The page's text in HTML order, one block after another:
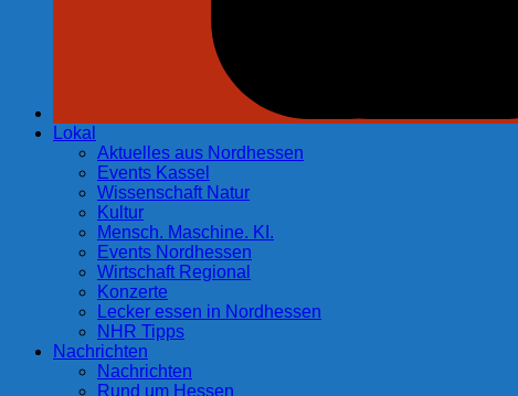
Lokal
Aktuelles aus Nordhessen
Events Kassel
Wissenschaft Natur
Kultur
Mensch. Maschine. KI.
Events Nordhessen
Wirtschaft Regional
Konzerte
Lecker essen in Nordhessen
NHR Tipps
Nachrichten
Nachrichten
Rund um Hessen